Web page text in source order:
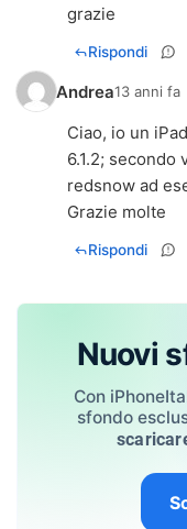
grazie
Rispondi
Andrea13 anni fa
Ciao, io un
6.1.2; secondo
redsnow ad
Grazie molte
Rispondi
Nuovi
Con
sfondo